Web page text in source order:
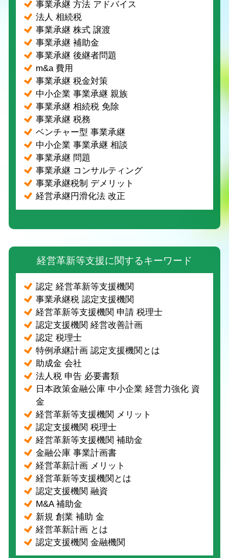
事業承継 方法 アドバイス
法人 相続税
事業承継 株式 譲渡
事業承継 補助金
事業承継 後継者問題
m&a 費用
事業承継 税金対策
中小企業 事業承継 親族
事業承継 相続税 免除
事業承継 税務
ベンチャー型 事業承継
中小企業 事業承継 相談
事業承継 問題
事業承継 コンサルティング
事業承継税制 デメリット
経営承継円滑化法 改正
経営革新等支援に関するキーワード
認定 経営革新等支援機関
事業承継税 認定支援機関
経営革新等支援機関 申請 税理士
認定支援機関 経営改善計画
認定 税理士
特例承継計画 認定支援機関とは
助成金 会社
法人税 申告 必要書類
日本政策金融公庫 中小企業 経営力強化 資
金
経営革新等支援機関 メリット
認定支援機関 税理士
経営革新等支援機関 補助金
金融公庫 事業計画書
経営革新計画 メリット
経営革新等支援機関とは
認定支援機関 融資
M&A 補助金
新規 創業 補助 金
経営革新計画 とは
認定支援機関 金融機関